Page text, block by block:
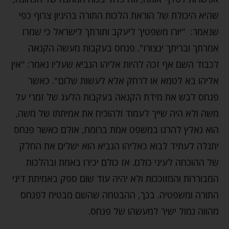
שהיא היכולת של הוראת הלכות התורה בהיגיון צרוף כפי
שנאמר: "יורו משפטיך ליעקב ותורתך לישראל כי שמרו
אמרתך ובריתך ינצורו". פנחס בעקבות מעשה הקנאה
לכבוד השם אף זכה להיות אליהו הנביא שעליו נאמר: "אין
אליהו בא לטמא או לרחק אלא לעשות שלום". כאשר
פנחס לבש את מידת הקנאה בעקבות הלעג של זמרי על
משה ולא היה שייך לעמוד ולהוכיח את אמיתתו של משה,
הוא נאלץ להרגו במשפט אמת ברומח, אולם כאשר פנחס
יתגלה לעתיד לבוא כאליהו הנביא הוא ישלים את החלק
של ההוכחה לעיני כולם. אז כולם יכירו באמת ובהלכות
המבוררות והמזוככות ולא יהיה עוד שום ספק באמיתת דיני
התורה ומשפטיה. בכך, ההבטחה שהשם מבטיח לפנחס
מהווה גמול ישיר למעשהו של פנחס.